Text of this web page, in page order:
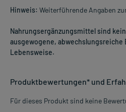
Hinweis: Weiterführende Angaben
Nahrungsergänzungsmittel sind
ausgewogene, abwechslungsreiche
Lebensweise.
Produktbewertungen* und
Für dieses Produkt sind keine